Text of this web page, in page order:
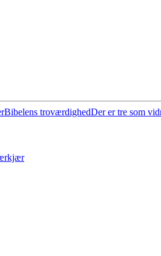
Bibelens troværdighedDer er tre som